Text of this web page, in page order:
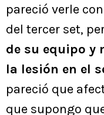
pareció verle
del tercer set,
de su equipo y
la lesión en el
pareció que
que supongo